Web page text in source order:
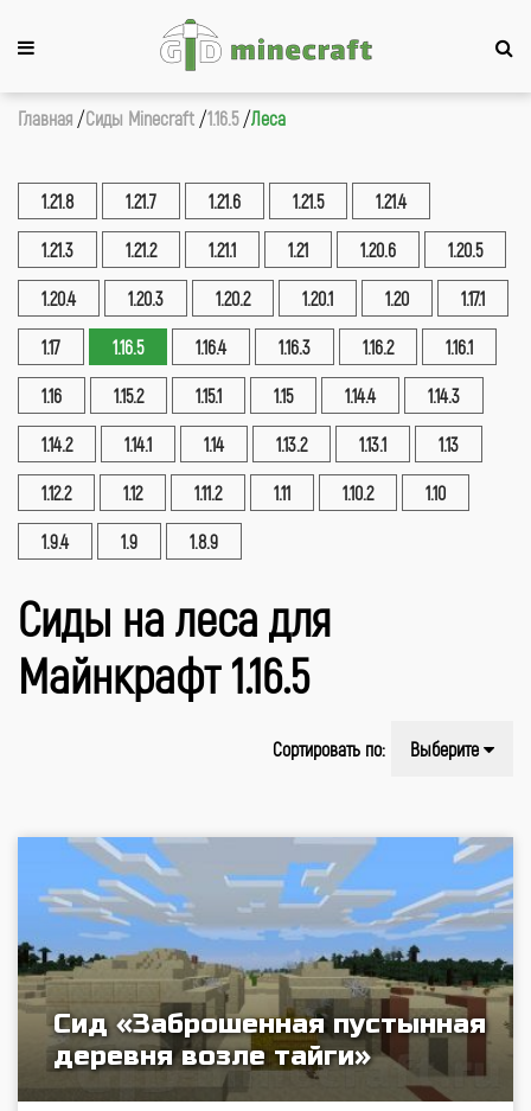
Главная Сиды Minecraft 1.16.5 Леса
1.21.8 1.21.7 1.21.6 1.21.5 1.21.4
1.21.3 1.21.2 1.21.1 1.21 1.20.6 1.20.5
1.20.4 1.20.3 1.20.2 1.20.1 1.20 1.17.1
1.17 1.16.5 1.16.4 1.16.3 1.16.2 1.16.1
1.16 1.15.2 1.15.1 1.15 1.14.4 1.14.3
1.14.2 1.14.1 1.14 1.13.2 1.13.1 1.13
1.12.2 1.12 1.11.2 1.11 1.10.2 1.10
1.9.4 1.9 1.8.9
Сиды на леса для
Майнкрафт 1.16.5
Сортировать по: Выберите
Сид «Заброшенная пустынная
деревня возле тайги»